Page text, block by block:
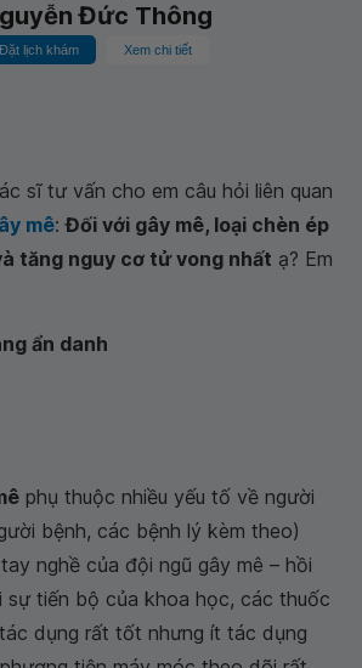
Đức Thông
Đặt lịch khám Xem chi tiết
sĩ tư vấn cho em câu hỏi liên quan
mê: Đối với gây mê, loại chèn ép
tăng nguy cơ tử vong nhất ạ? Em
ẩn danh
phụ thuộc nhiều yếu tố về người
bệnh, các bệnh lý kèm theo)
nghề của đội ngũ gây mê – hồi
sự tiến bộ của khoa học, các thuốc
dụng rất tốt nhưng ít tác dụng